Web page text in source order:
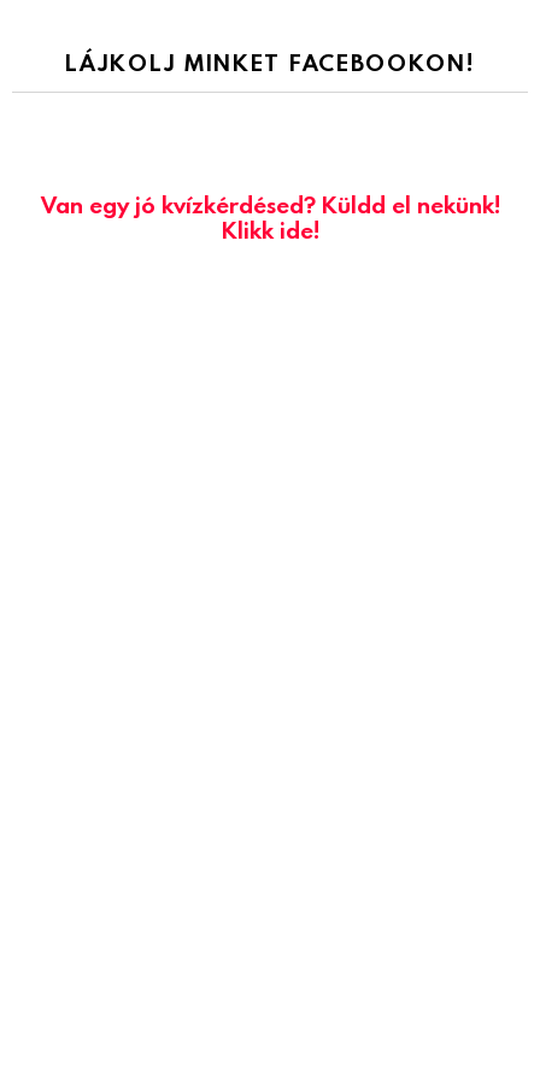
LÁJKOLJ MINKET FACEBOOKON!
Van egy jó kvízkérdésed? Küldd el nekünk!
Klikk ide!